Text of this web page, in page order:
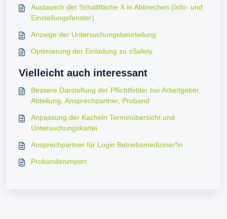
Austausch der Schaltfläche X in Abbrechen (Info- und
Einstellungsfenster)
Anzeige der Untersuchungsbeurteilung
Optimierung der Einladung zu sSafety
Vielleicht auch interessant
Bessere Darstellung der Pflichtfelder bei Arbeitgeber,
Abteilung, Ansprechpartner, Proband
Anpassung der Kacheln Terminübersicht und
Untersuchungskartei
Ansprechpartner für Login Betriebsmediziner*in
Probandenimport